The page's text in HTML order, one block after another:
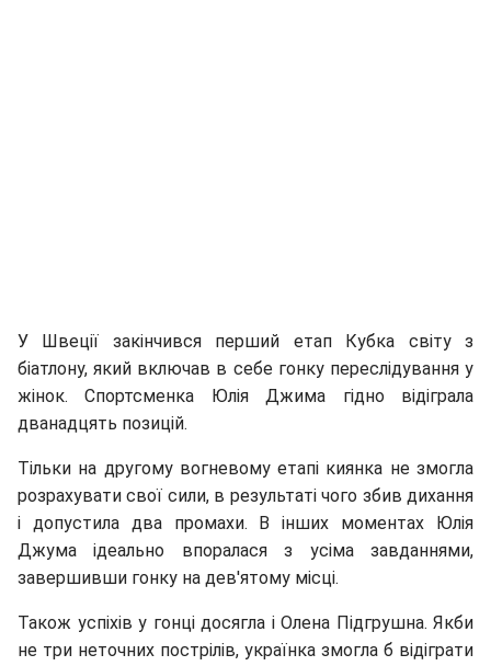
У Швеції закінчився перший етап Кубка світу з
біатлону, який включав в себе гонку переслідування у
жінок. Спортсменка Юлія Джима гідно відіграла
дванадцять позицій.
Тільки на другому вогневому етапі киянка не змогла
розрахувати свої сили, в результаті чого збив дихання
і допустила два промахи. В інших моментах Юлія
Джума ідеально впоралася з усіма завданнями,
завершивши гонку на дев'ятому місці.
Також успіхів у гонці досягла і Олена Підгрушна. Якби
не три неточних пострілів, українка змогла б відіграти